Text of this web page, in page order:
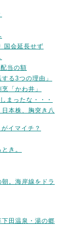
国会延長せず
当の額
る3つの理由」
「かわ井」
まったな・・・
日本株、胸突き八
イマイチ？
き。
。海岸線をドラ
田温泉・湯の郷